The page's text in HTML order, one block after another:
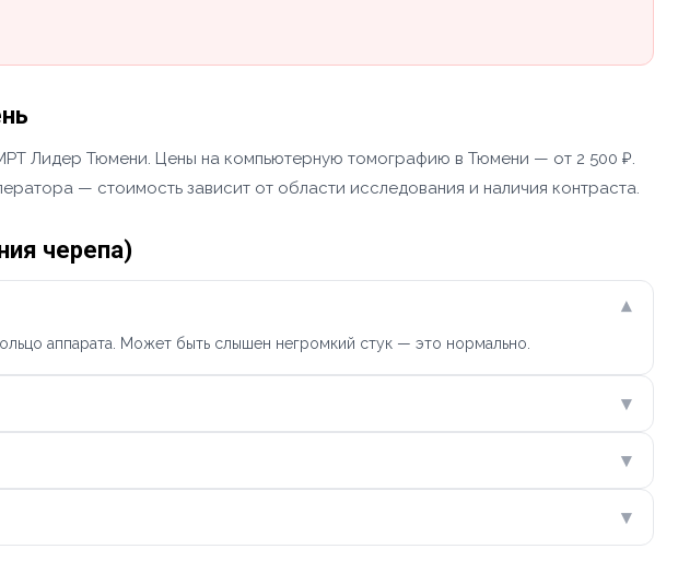
Лидер Тюмени. Цены на компьютерную томографию в Тюмени — от 2 500 ₽.
— стоимость зависит от области исследования и наличия контраста.
черепа)
▾
аппарата. Может быть слышен негромкий стук — это нормально.
▾
▾
▾